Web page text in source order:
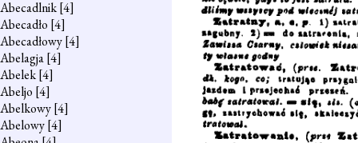
Abecadlnik[4]
Abecadło [4]
Abecadłowy[4]
Abelagja[4]
Abelek[4]
Abeljo [4]
Abelkowy[4]
Abelowy[4]